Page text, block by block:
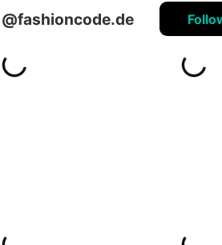
@fashioncode.de